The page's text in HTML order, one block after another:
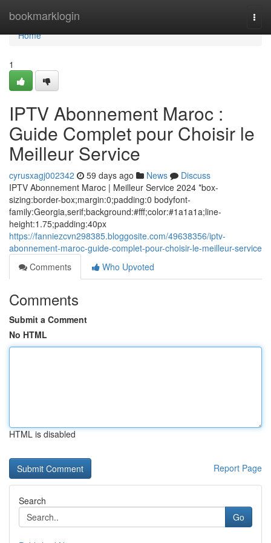
bookmarklogin
Home
Home
1
IPTV Abonnement Maroc :
Guide Complet pour Choisir le
Meilleur Service
cyrusxagj002342 59 days ago News
Discuss
IPTV Abonnement Maroc | Meilleur Service 2024 *box-
sizing:border-box;margin:0;padding:0 bodyfont-
family:Georgia,serif;background:#fff;color:#1a1a1a;line-
height:1.75;padding:40px
https://fanniezcvn298385.bloggosite.com/49638356/iptv-
abonnement-maroc-guide-complet-pour-choisir-le-meilleur-service
Comments
Who Upvoted
Comments
Submit a Comment
No HTML
HTML is disabled
Report Page
Search
Go